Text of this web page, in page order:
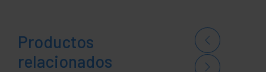
Productos
relacionados